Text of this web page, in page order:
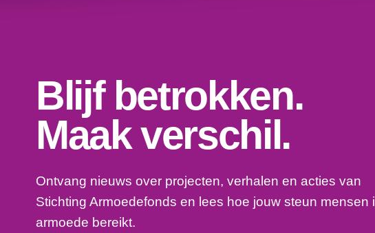
Blijf betrokken.
Maak verschil.
Ontvang nieuws over projecten, verhalen en acties van
Stichting Armoedefonds en lees hoe jouw steun mensen
armoede bereikt.